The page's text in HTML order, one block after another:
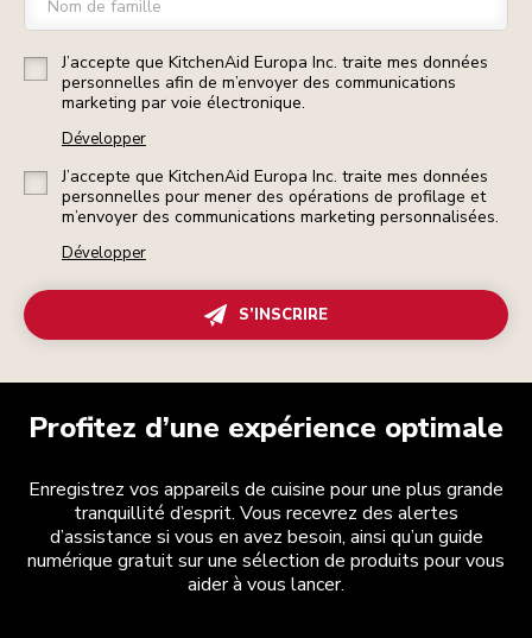
Nom de famille
J’accepte que KitchenAid Europa Inc. traite mes données
personnelles afin de m’envoyer des communications
marketing par voie électronique.
Développer
J’accepte que KitchenAid Europa Inc. traite mes données
personnelles pour mener des opérations de profilage et
m’envoyer des communications marketing personnalisées.
Développer
S’INSCRIRE
Profitez d’une expérience optimale
Enregistrez vos appareils de cuisine pour une plus grande
tranquillité d’esprit. Vous recevrez des alertes
d’assistance si vous en avez besoin, ainsi qu’un guide
numérique gratuit sur une sélection de produits pour vous
aider à vous lancer.